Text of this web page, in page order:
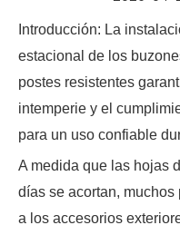
Introducción: La
estacional de los
postes resistentes
intemperie y el
para un uso confiable
A medida que las hojas
días se acortan,
a los accesorios